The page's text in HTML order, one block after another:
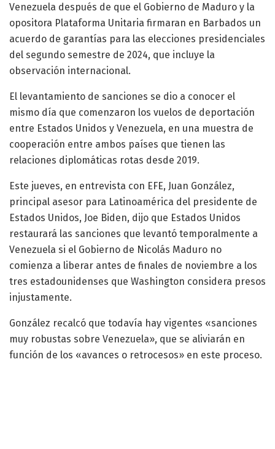
Venezuela después de que el Gobierno de Maduro y la
opositora Plataforma Unitaria firmaran en Barbados un
acuerdo de garantías para las elecciones presidenciales
del segundo semestre de 2024, que incluye la
observación internacional.
El levantamiento de sanciones se dio a conocer el
mismo día que comenzaron los vuelos de deportación
entre Estados Unidos y Venezuela, en una muestra de
cooperación entre ambos países que tienen las
relaciones diplomáticas rotas desde 2019.
Este jueves, en entrevista con EFE, Juan González,
principal asesor para Latinoamérica del presidente de
Estados Unidos, Joe Biden, dijo que Estados Unidos
restaurará las sanciones que levantó temporalmente a
Venezuela si el Gobierno de Nicolás Maduro no
comienza a liberar antes de finales de noviembre a los
tres estadounidenses que Washington considera presos
injustamente.
González recalcó que todavía hay vigentes «sanciones
muy robustas sobre Venezuela», que se aliviarán en
función de los «avances o retrocesos» en este proceso.